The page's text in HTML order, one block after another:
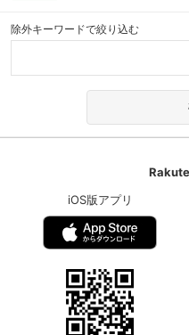
除外キーワードで絞り込む
iOS版アプリ